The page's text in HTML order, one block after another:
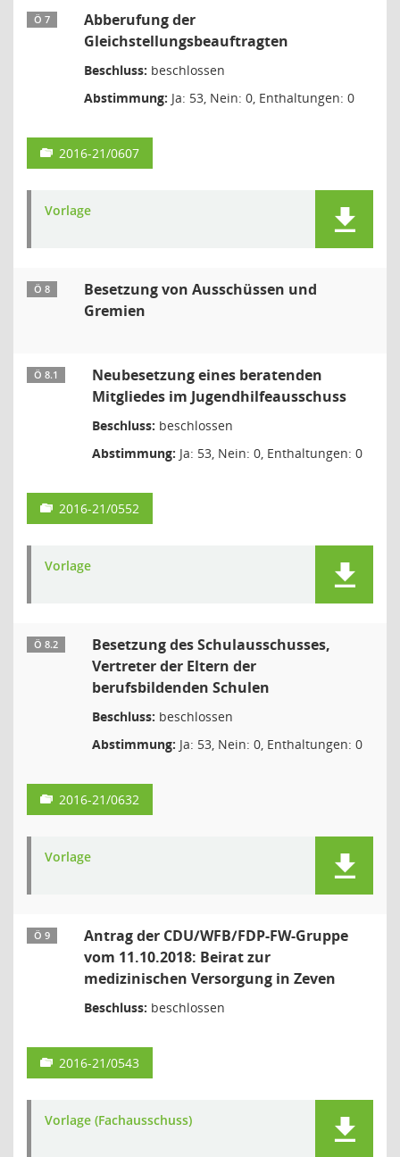
Ö 7
Abberufung der
Gleichstellungsbeauftragten
Beschluss: beschlossen
Abstimmung: Ja: 53, Nein: 0, Enthaltungen: 0
2016-21/0607
Vorlage
Ö 8
Besetzung von Ausschüssen und
Gremien
Ö 8.1
Neubesetzung eines beratenden
Mitgliedes im Jugendhilfeausschuss
Beschluss: beschlossen
Abstimmung: Ja: 53, Nein: 0, Enthaltungen: 0
2016-21/0552
Vorlage
Ö 8.2
Besetzung des Schulausschusses,
Vertreter der Eltern der
berufsbildenden Schulen
Beschluss: beschlossen
Abstimmung: Ja: 53, Nein: 0, Enthaltungen: 0
2016-21/0632
Vorlage
Ö 9
Antrag der CDU/WFB/FDP-FW-Gruppe
vom 11.10.2018: Beirat zur
medizinischen Versorgung in Zeven
Beschluss: beschlossen
2016-21/0543
Vorlage (Fachausschuss)